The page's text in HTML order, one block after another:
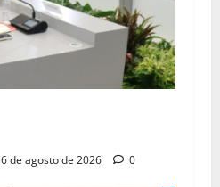
6 de agosto de 2026 0